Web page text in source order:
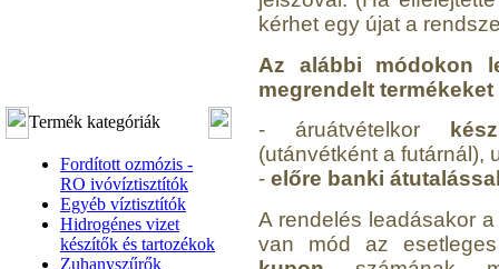
Termék kategóriák
Fordított ozmózis -
RO ivóvíztisztítók
Egyéb víztisztítók
Hidrogénes vizet
készítők és tartozékok
Zuhanyszűrők
kérhet egy újat a
Az alábbi módokon
megrendelt
- áruátvételkor
(utánvétként a futárnál),
- előre banki
A rendelés leadásakor
van mód az